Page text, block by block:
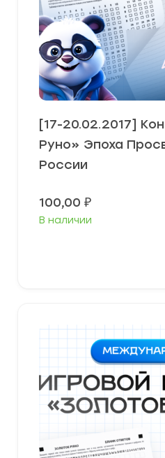
[17-20.02.2017]
Руно» Эпоха
России
100,00 ₽
В наличии